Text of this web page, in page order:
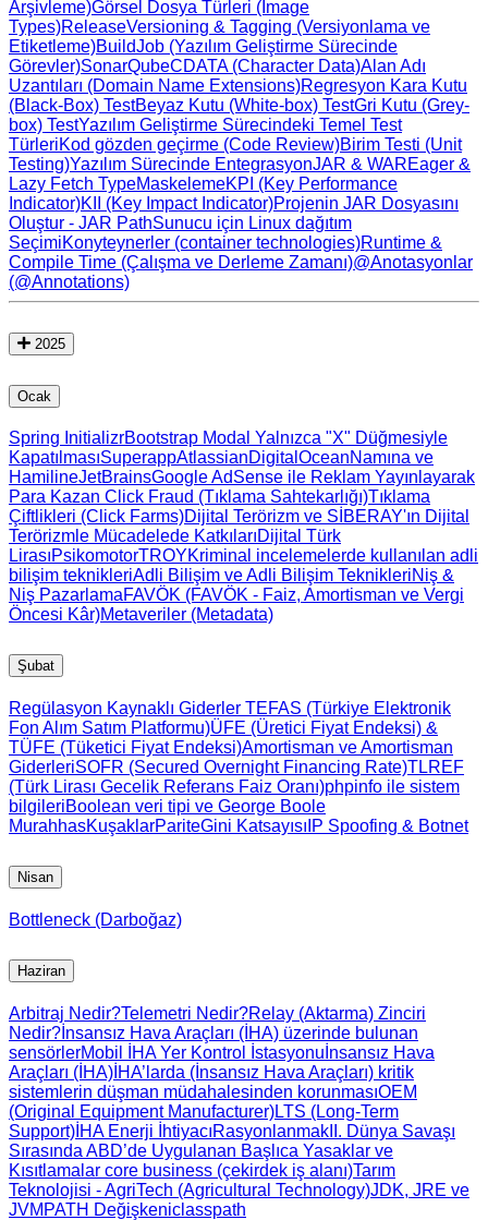
Arşivleme)Görsel Dosya Türleri (Image
Types)ReleaseVersioning & Tagging (Versiyonlama ve
Etiketleme)BuildJob (Yazılım Geliştirme Sürecinde
Görevler)SonarQubeCDATA (Character Data)Alan Adı
Uzantıları (Domain Name Extensions)Regresyon Kara Kutu
(Black-Box) TestBeyaz Kutu (White-box) TestGri Kutu (Grey-
box) TestYazılım Geliştirme Sürecindeki Temel Test
TürleriKod gözden geçirme (Code Review)Birim Testi (Unit
Testing)Yazılım Sürecinde EntegrasyonJAR & WAREager &
Lazy Fetch TypeMaskelemeKPI (Key Performance
Indicator)KII (Key Impact Indicator)Projenin JAR Dosyasını
Oluştur - JAR PathSunucu için Linux dağıtım
SeçimiKonyteynerler (container technologies)Runtime &
Compile Time (Çalışma ve Derleme Zamanı)@Anotasyonlar
(@Annotations)
2025
Ocak
Spring InitializrBootstrap Modal Yalnızca "X" Düğmesiyle
KapatılmasıSuperappAtlassianDigitalOceanNamına ve
HamilineJetBrainsGoogle AdSense ile Reklam Yayınlayarak
Para Kazan Click Fraud (Tıklama Sahtekarlığı)Tıklama
Çiftlikleri (Click Farms)Dijital Terörizm ve SİBERAY'ın Dijital
Terörizmle Mücadelede KatkılarıDijital Türk
LirasıPsikomotorTROYKriminal incelemelerde kullanılan adli
bilişim teknikleriAdli Bilişim ve Adli Bilişim TeknikleriNiş &
Niş PazarlamaFAVÖK (FAVÖK - Faiz, Amortisman ve Vergi
Öncesi Kâr)Metaveriler (Metadata)
Şubat
Regülasyon Kaynaklı Giderler TEFAS (Türkiye Elektronik
Fon Alım Satım Platformu)ÜFE (Üretici Fiyat Endeksi) &
TÜFE (Tüketici Fiyat Endeksi)Amortisman ve Amortisman
GiderleriSOFR (Secured Overnight Financing Rate)TLREF
(Türk Lirası Gecelik Referans Faiz Oranı)phpinfo ile sistem
bilgileriBoolean veri tipi ve George Boole
MurahhasKuşaklarPariteGini Katsayısı IP Spoofing & Botnet
Nisan
Bottleneck (Darboğaz)
Haziran
Arbitraj Nedir?Telemetri Nedir?Relay (Aktarma) Zinciri
Nedir? İnsansız Hava Araçları (İHA) üzerinde bulunan
sensörlerMobil İHA Yer Kontrol İstasyonu İnsansız Hava
Araçları (İHA) İHA’larda (İnsansız Hava Araçları) kritik
sistemlerin düşman müdahalesinden korunmasıOEM
(Original Equipment Manufacturer)LTS (Long-Term
Support) İHA Enerji İhtiyacıRasyonlanmak II. Dünya Savaşı
Sırasında ABD’de Uygulanan Başlıca Yasaklar ve
Kısıtlamalar core business (çekirdek iş alanı)Tarım
Teknolojisi - AgriTech (Agricultural Technology)JDK, JRE ve
JVM PATH Değişkeniclasspath